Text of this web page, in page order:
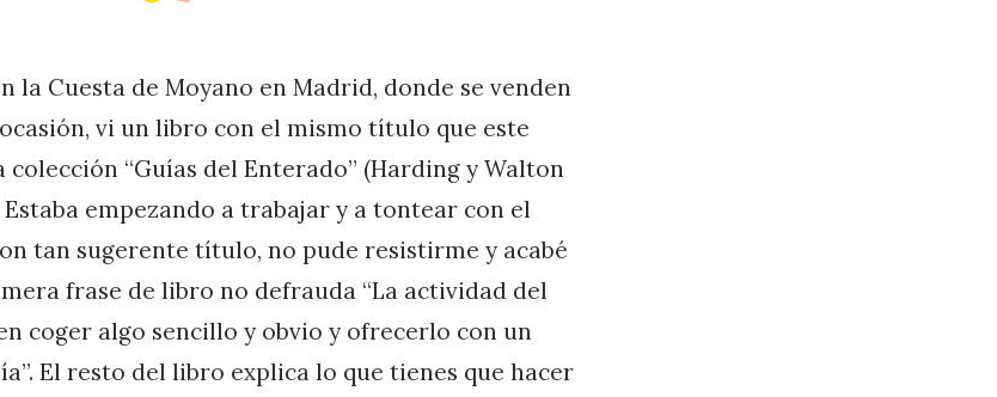
la Cuesta de Moyano en Madrid, donde se venden
vi un libro con el mismo título que este
“Guías del Enterado” (Harding y Walton
empezando a trabajar y a tontear con el
tan sugerente título, no pude resistirme y acabé
frase de libro no defrauda “La actividad del
coger algo sencillo y obvio y ofrecerlo con un
El resto del libro explica lo que tienes que hacer